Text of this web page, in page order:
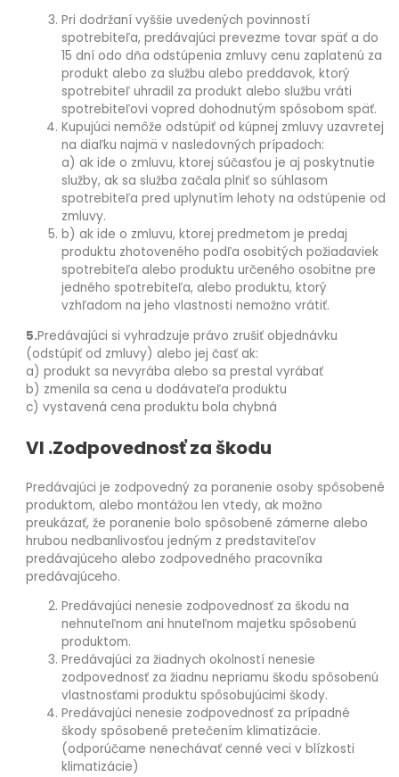
Pri dodržaní vyššie uvedených povinností
spotrebiteľa, predávajúci prevezme tovar späť a do
15 dní odo dňa odstúpenia zmluvy cenu zaplatenú za
produkt alebo za službu alebo preddavok, ktorý
spotrebiteľ uhradil za produkt alebo službu vráti
spotrebiteľovi vopred dohodnutým spôsobom späť.
Kupujúci nemôže odstúpiť od kúpnej zmluvy uzavretej
na diaľku najmä v nasledovných prípadoch:
a) ak ide o zmluvu, ktorej súčasťou je aj poskytnutie
služby, ak sa služba začala plniť so súhlasom
spotrebiteľa pred uplynutím lehoty na odstúpenie od
zmluvy.
b) ak ide o zmluvu, ktorej predmetom je predaj
produktu zhotoveného podľa osobitých požiadaviek
spotrebiteľa alebo produktu určeného osobitne pre
jedného spotrebiteľa, alebo produktu, ktorý
vzhľadom na jeho vlastnosti nemožno vrátiť.
5.Predávajúci si vyhradzuje právo zrušiť objednávku
(odstúpiť od zmluvy) alebo jej časť ak:
a) produkt sa nevyrába alebo sa prestal vyrábať
b) zmenila sa cena u dodávateľa produktu
c) vystavená cena produktu bola chybná
VI .Zodpovednosť za škodu
Predávajúci je zodpovedný za poranenie osoby spôsobené
produktom, alebo montážou len vtedy, ak možno
preukázať, že poranenie bolo spôsobené zámerne alebo
hrubou nedbanlivosťou jedným z predstaviteľov
predávajúceho alebo zodpovedného pracovníka
predávajúceho.
Predávajúci nenesie zodpovednosť za škodu na
nehnuteľnom ani hnuteľnom majetku spôsobenú
produktom.
Predávajúci za žiadnych okolností nenesie
zodpovednosť za žiadnu nepriamu škodu spôsobenú
vlastnosťami produktu spôsobujúcimi škody.
Predávajúci nenesie zodpovednosť za prípadné
škody spôsobené pretečením klimatizácie.
(odporúčame nenechávať cenné veci v blízkosti
klimatizácie)